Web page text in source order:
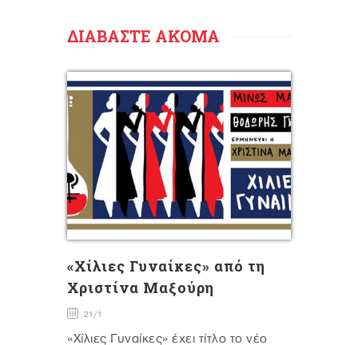
ΔΙΑΒΑΣΤΕ ΑΚΟΜΑ
«Χίλιες Γυναίκες» από τη
Χριστίνα Μαξούρη
21/1
«Χίλιες Γυναίκες» έχει τίτλο το νέο